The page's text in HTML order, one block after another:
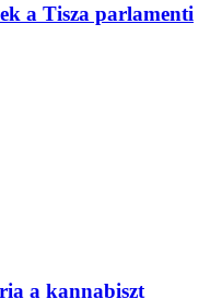
a Tisza parlamenti
a kannabiszt